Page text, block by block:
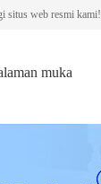
situs web resmi kami!
muka